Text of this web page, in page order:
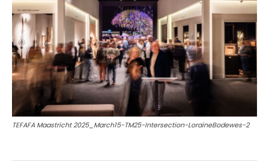
TEFAFA Maastricht 2025_March15-TM25-Intersection-LoraineBodewes-2